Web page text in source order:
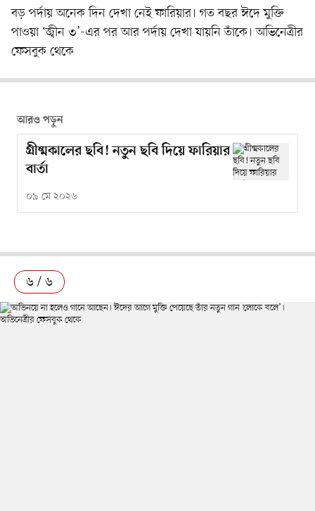
বড় পর্দায় অনেক দিন দেখা নেই ফারিয়ার। গত বছর ঈদে মুক্তি
পাওয়া ‘জ্বীন ৩’-এর পর আর পর্দায় দেখা যায়নি তাঁকে। অভিনেত্রীর
ফেসবুক থেকে
আরও পড়ুন
গ্রীষ্মকালের ছবি! নতুন ছবি দিয়ে ফারিয়ার
বার্তা
০৯ মে ২০২৬
৬ / ৬